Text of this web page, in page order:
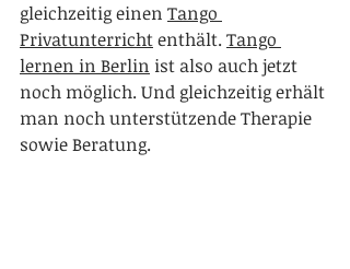
gleichzeitig einen Tango
Privatunterricht enthält. Tango
lernen in Berlin ist also auch jetzt
noch möglich. Und gleichzeitig erhält
man noch unterstützende Therapie
sowie Beratung.